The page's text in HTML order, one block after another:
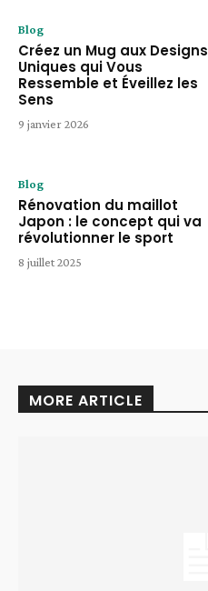
Blog
Créez un Mug aux Designs
Uniques qui Vous
Ressemble et Éveillez les
Sens
9 janvier 2026
Blog
Rénovation du maillot
Japon : le concept qui va
révolutionner le sport
8 juillet 2025
MORE ARTICLE